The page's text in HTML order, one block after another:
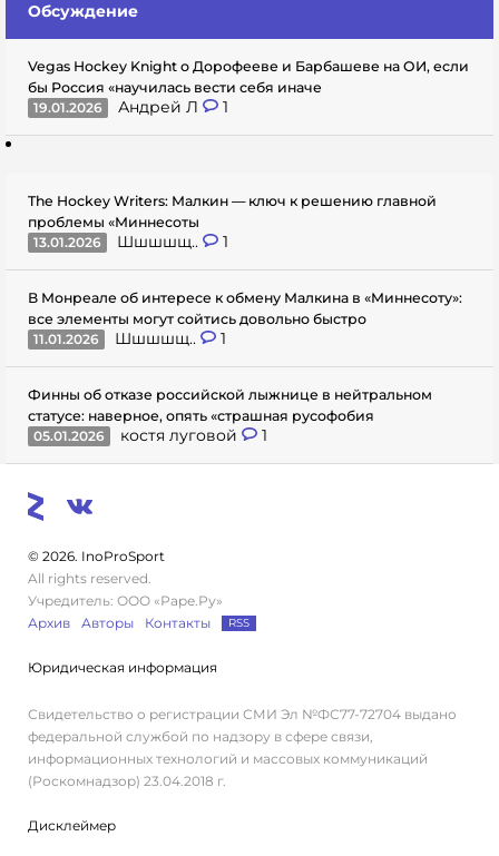
Обсуждение
Vegas Hockey Knight о Дорофееве и Барбашеве на ОИ, если
бы Россия «научилась вести себя иначе
19.01.2026
Андрей Л 1
The Hockey Writers: Малкин — ключ к решению главной
проблемы «Миннесоты
13.01.2026
Шшшшщ.. 1
В Монреале об интересе к обмену Малкина в «Миннесоту»:
все элементы могут сойтись довольно быстро
11.01.2026
Шшшшщ.. 1
Финны об отказе российской лыжнице в нейтральном
статусе: наверное, опять «страшная русофобия
05.01.2026
костя луговой 1
© 2026. InoProSport
All rights reserved.
Учредитель: ООО «Раре.Ру»
Архив
Авторы Контакты RSS
Юридическая информация
Свидетельство о регистрации СМИ Эл №ФС77-72704 выдано
федеральной службой по надзору в сфере связи,
информационных технологий и массовых коммуникаций
(Роскомнадзор) 23.04.2018 г.
Дисклеймер